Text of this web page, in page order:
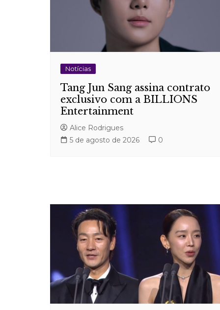
Notícias
Tang Jun Sang assina contrato
exclusivo com a BILLIONS
Entertainment
Alice Rodrigues
5 de agosto de 2026
0